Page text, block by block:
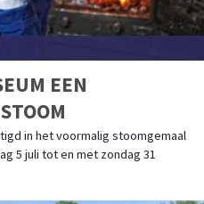
EEN
in het voormalig stoomgemaal
5 juli tot en met zondag 31